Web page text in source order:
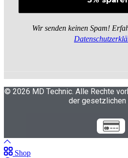
Wir senden keinen Spam!
© 2026 MD Technic. Alle Rechte
der gesetzlichen
Shop